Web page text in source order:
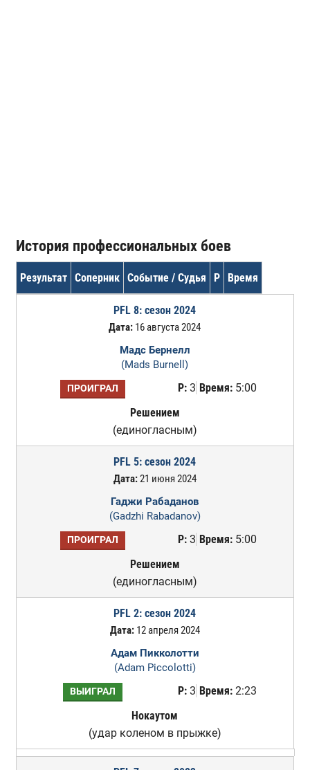
История профессиональных боев
Результат Соперник Событие / Судья Р Время
PFL 8: сезон 2024
Дата: 16 августа 2024
Мадс Бернелл
(Mads Burnell)
ПРОИГРАЛ Р:3 Время:5:00
Решением
(единогласным)
PFL 5: сезон 2024
Дата:21 июня 2024
Гаджи Рабаданов
(Gadzhi Rabadanov)
ПРОИГРАЛ Р:3 Время:5:00
Решением
(единогласным)
PFL 2: сезон 2024
Дата:12 апреля 2024
Адам Пикколотти
(Adam Piccolotti)
ВЫИГРАЛ Р:3 Время:2:23
Нокаутом
(удар коленом в прыжке)